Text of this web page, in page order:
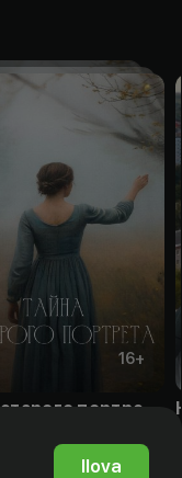
16+
Ilova